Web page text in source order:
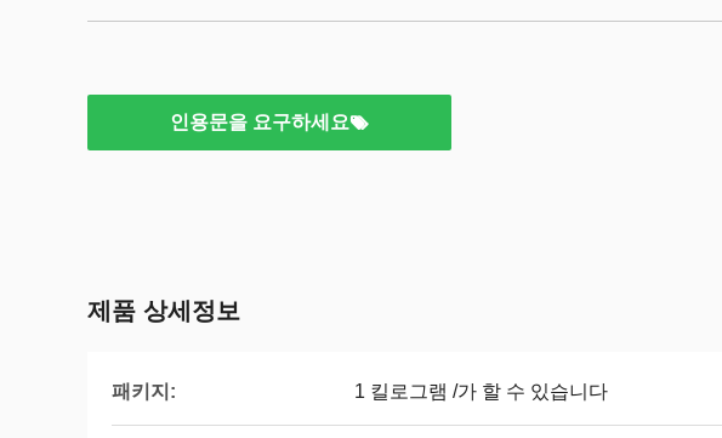
인용문을 요구하세요
제품 상세정보
패키지: 1 킬로그램 /가 할 수 있습니다